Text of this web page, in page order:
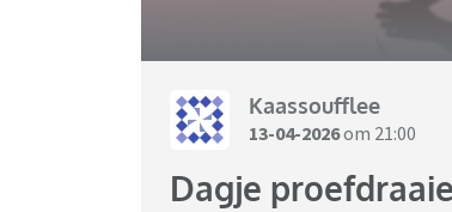
Kaassoufflee
13-04-2026om 21:00
Dagje